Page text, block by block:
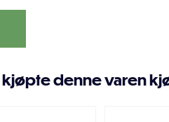
kjøpte denne varen